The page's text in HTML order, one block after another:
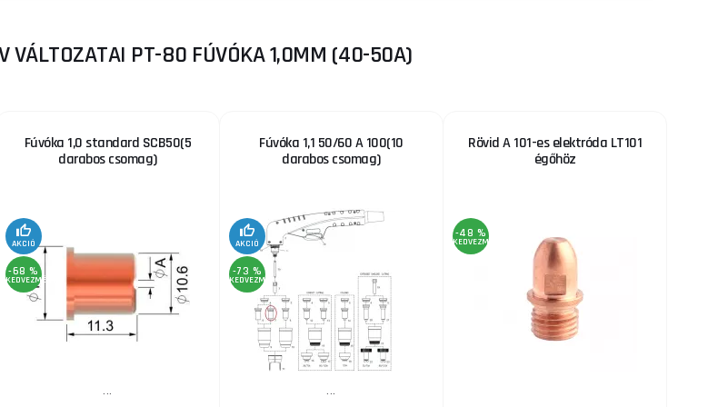
VÁLTOZATAI PT-80 FÚVÓKA 1,0MM (40-50A)
Fúvóka 1,0 standard SCB50(5
darabos csomag)
AKCIÓ
-68 %
KEDVEZMÉNY
...
Fúvóka 1,1 50/60 A 100(10
darabos csomag)
AKCIÓ
-73 %
KEDVEZMÉNY
...
Rövid A 101-es elektróda LT101
égőhöz
-48 %
KEDVEZMÉNY